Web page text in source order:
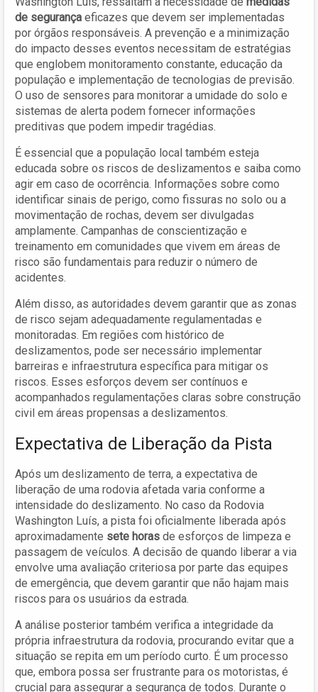
de segurança eficazes que devem ser implementadas
por órgãos responsáveis. A prevenção e a minimização
do impacto desses eventos necessitam de estratégias
que englobem monitoramento constante, educação da
população e implementação de tecnologias de previsão.
O uso de sensores para monitorar a umidade do solo e
sistemas de alerta podem fornecer informações
preditivas que podem impedir tragédias.
É essencial que a população local também esteja
educada sobre os riscos de deslizamentos e saiba como
agir em caso de ocorrência. Informações sobre como
identificar sinais de perigo, como fissuras no solo ou a
movimentação de rochas, devem ser divulgadas
amplamente. Campanhas de conscientização e
treinamento em comunidades que vivem em áreas de
risco são fundamentais para reduzir o número de
acidentes.
Além disso, as autoridades devem garantir que as zonas
de risco sejam adequadamente regulamentadas e
monitoradas. Em regiões com histórico de
deslizamentos, pode ser necessário implementar
barreiras e infraestrutura específica para mitigar os
riscos. Esses esforços devem ser contínuos e
acompanhados regulamentações claras sobre construção
civil em áreas propensas a deslizamentos.
Expectativa de Liberação da Pista
Após um deslizamento de terra, a expectativa de
liberação de uma rodovia afetada varia conforme a
intensidade do deslizamento. No caso da Rodovia
Washington Luís, a pista foi oficialmente liberada após
aproximadamente sete horas de esforços de limpeza e
passagem de veículos. A decisão de quando liberar a via
envolve uma avaliação criteriosa por parte das equipes
de emergência, que devem garantir que não hajam mais
riscos para os usuários da estrada.
A análise posterior também verifica a integridade da
própria infraestrutura da rodovia, procurando evitar que a
situação se repita em um período curto. É um processo
que, embora possa ser frustrante para os motoristas, é
crucial para assegurar a segurança de todos. Durante o